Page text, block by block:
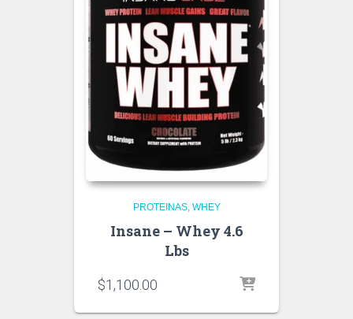
PROTEINAS WHEY
Insane – Whey 4.6
Lbs
$1,100.00